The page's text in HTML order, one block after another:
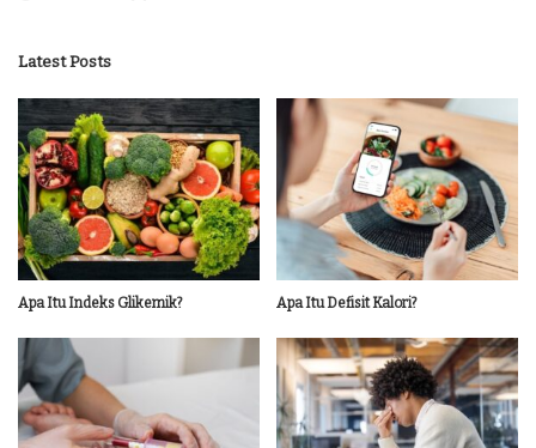
Latest Posts
Apa Itu Indeks Glikemik? Apa Itu Defisit Kalori?